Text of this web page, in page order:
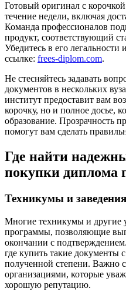
Готовый оригинал с
течение недели, включая
Команда профессионалов
продукт, соответствующий
Убедитесь в его
ссылке: frees-diplom.com.
Не стесняйтесь задавать
документов в нескольких
институт предоставит вам
корочку, но и полное досье,
образование. Прозрачность
помогут вам сделать
Где найти
покупки диплома
Техникумы и заведения
Многие техникумы и другие
программы, позволяющие
окончании с
где купить такие
полученной степени. Важно
организациями, которые
хорошую репутацию.